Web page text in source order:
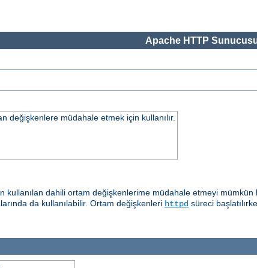
Apache HTTP
değişkenlere müdahale etmek için kullanılır.
dahili ortam değişkenlerime müdahale etmeyi mümkün
da kullanılabilir. Ortam değişkenleri httpd süreci